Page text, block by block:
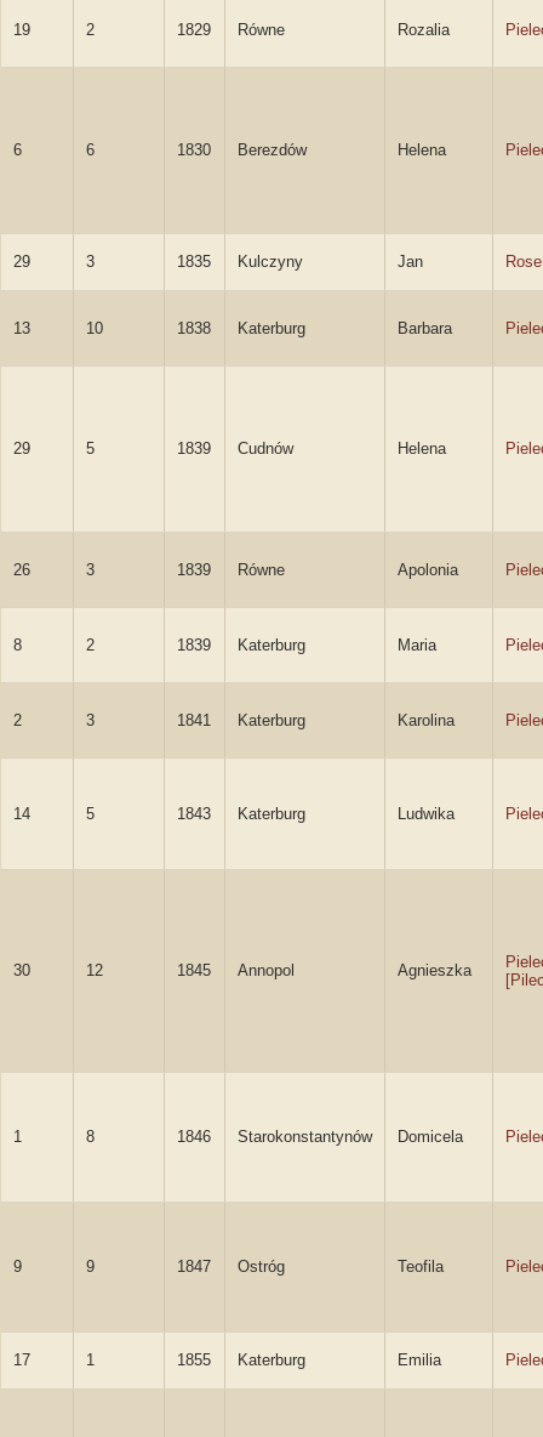
19 2 1829 Równe Rozalia
6 6 1830 Berezdów Helena
29 3 1835 Kulczyny Jan
13 10 1838 Katerburg Barbara
29 5 1839 Cudnów Helena
26 3 1839 Równe Apolonia
8 2 1839 Katerburg Maria
2 3 1841 Katerburg Karolina
14 5 1843 Katerburg Ludwika
30 12 1845 Annopol Agnieszka
1 8 1846 Starokonstantynów Domicela
9 9 1847 Ostróg Teofila
17 1 1855 Katerburg Emilia